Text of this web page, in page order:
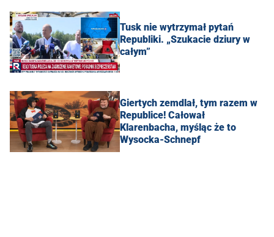
Tusk nie wytrzymał pytań
Republiki. „Szukacie dziury w
całym”
Giertych zemdlał, tym razem w
Republice! Całował
Klarenbacha, myśląc że to
Wysocka-Schnepf